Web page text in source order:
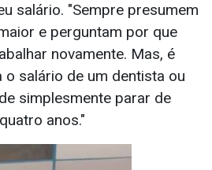
salário. "Sempre presumem
e perguntam por que
novamente. Mas, é
o salário de um dentista ou
simplesmente parar de
anos."